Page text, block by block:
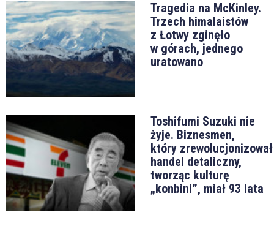
Tragedia na McKinley.
Trzech himalaistów
z Łotwy zginęło
w górach, jednego
uratowano
Toshifumi Suzuki nie
żyje. Biznesmen,
który zrewolucjonizował
handel detaliczny,
tworząc kulturę
„konbini”, miał 93 lata